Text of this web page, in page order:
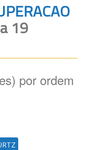
Legislação
Canais
19
por ordem